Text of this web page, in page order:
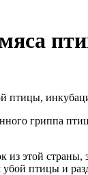
птицы,
гриппа
из этой
птицы и